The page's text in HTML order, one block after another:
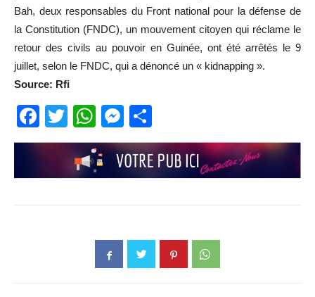
Bah, deux responsables du Front national pour la défense de
la Constitution (FNDC), un mouvement citoyen qui réclame le
retour des civils au pouvoir en Guinée, ont été arrêtés le 9
juillet, selon le FNDC, qui a dénoncé un « kidnapping ».
Source: Rfi
Facebook
TwitterWhatsApp
Messenger